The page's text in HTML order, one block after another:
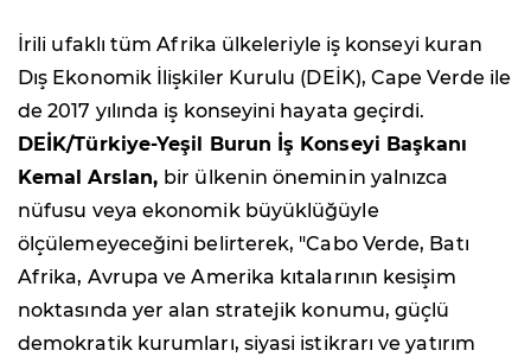
İrili ufaklı tüm Afrika ülkeleriyle iş konseyi kuran
Dış Ekonomik İlişkiler Kurulu (DEİK), Cape Verde ile
de 2017 yılında iş konseyini hayata geçirdi.
DEİK/Türkiye-Yeşil Burun İş Konseyi Başkanı
Kemal Arslan, bir ülkenin öneminin yalnızca
nüfusu veya ekonomik büyüklüğüyle
ölçülemeyeceğini belirterek, "Cabo Verde, Batı
Afrika, Avrupa ve Amerika kıtalarının kesişim
noktasında yer alan stratejik konumu, güçlü
demokratik kurumları, siyasi istikrarı ve yatırım